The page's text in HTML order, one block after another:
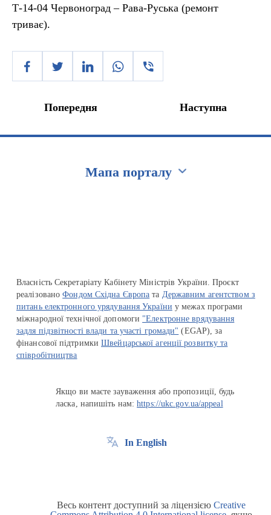
Т-14-04 Червоноград – Рава-Руська (ремонт
триває).
Попередня Наступна
Мапа порталу
Власність Секретаріату Кабінету Міністрів України. Проєкт
реалізованоФондом Східна Європа та Державним агентством з
питань електронного урядування України у межах програми
міжнародної технічної допомоги "Електронне врядування
задля підзвітності влади та участі громади" (EGAP), за
фінансової підтримкиШвейцарської агенції розвитку та
співробітництва
Якщо ви маєте зауваження або пропозиції, будь
ласка, напишіть нам:https://ukc.gov.ua/appeal
In English
Весь контент доступний за ліцензією Creative